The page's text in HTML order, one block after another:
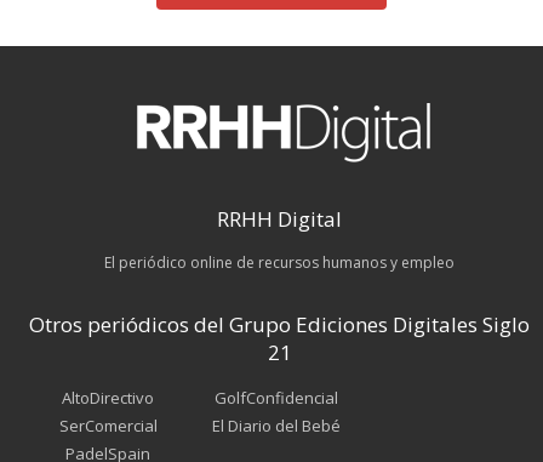
RRHH Digital
El periódico online de recursos humanos y empleo
Otros periódicos del Grupo Ediciones Digitales Siglo
21
AltoDirectivo
SerComercial
PadelSpain
GolfConfidencial
El Diario del Bebé